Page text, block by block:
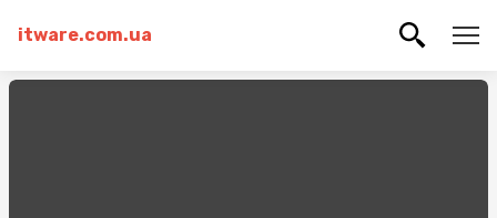
itware.com.ua